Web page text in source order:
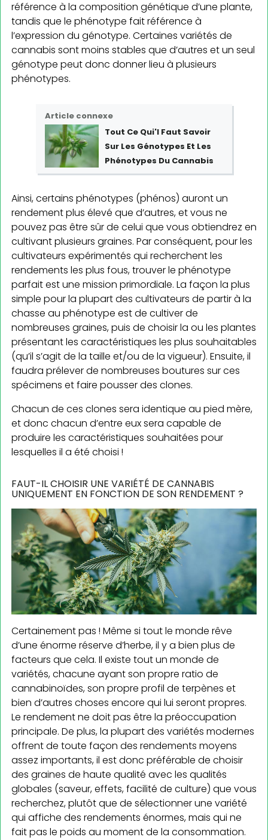
référence à la composition génétique d’une plante,
tandis que le phénotype fait référence à
l’expression du génotype. Certaines variétés de
cannabis sont moins stables que d’autres et un seul
génotype peut donc donner lieu à plusieurs
phénotypes.
Article connexe
Tout Ce Qui'l Faut Savoir
Sur Les Génotypes Et Les
Phénotypes Du Cannabis
Ainsi, certains phénotypes (phénos) auront un
rendement plus élevé que d’autres, et vous ne
pouvez pas être sûr de celui que vous obtiendrez en
cultivant plusieurs graines. Par conséquent, pour les
cultivateurs expérimentés qui recherchent les
rendements les plus fous, trouver le phénotype
parfait est une mission primordiale. La façon la plus
simple pour la plupart des cultivateurs de partir à la
chasse au phénotype est de cultiver de
nombreuses graines, puis de choisir la ou les plantes
présentant les caractéristiques les plus souhaitables
(qu’il s’agit de la taille et/ou de la vigueur). Ensuite, il
faudra prélever de nombreuses boutures sur ces
spécimens et faire pousser des clones.
Chacun de ces clones sera identique au pied mère,
et donc chacun d’entre eux sera capable de
produire les caractéristiques souhaitées pour
lesquelles il a été choisi !
FAUT-IL CHOISIR UNE VARIÉTÉ DE CANNABIS
UNIQUEMENT EN FONCTION DE SON RENDEMENT ?
Certainement pas ! Même si tout le monde rêve
d’une énorme réserve d’herbe, il y a bien plus de
facteurs que cela. Il existe tout un monde de
variétés, chacune ayant son propre ratio de
cannabinoïdes, son propre profil de terpènes et
bien d’autres choses encore qui lui seront propres.
Le rendement ne doit pas être la préoccupation
principale. De plus, la plupart des variétés modernes
offrent de toute façon des rendements moyens
assez importants, il est donc préférable de choisir
des graines de haute qualité avec les qualités
globales (saveur, effets, facilité de culture) que vous
recherchez, plutôt que de sélectionner une variété
qui affiche des rendements énormes, mais qui ne
fait pas le poids au moment de la consommation.